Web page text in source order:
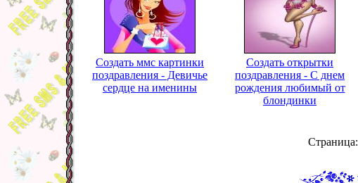
Создать ммс картинки
поздравления - Девичье
сердце на именины
Создать открытки
поздравления - С днем
рождения любимый от
блондинки
Страница: